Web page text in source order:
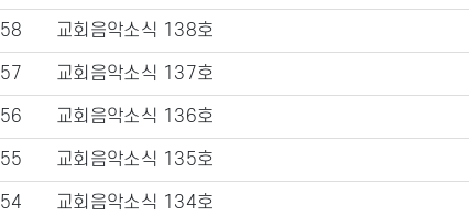
58 교회음악소식 138호
57 교회음악소식 137호
56 교회음악소식 136호
55 교회음악소식 135호
54 교회음악소식 134호